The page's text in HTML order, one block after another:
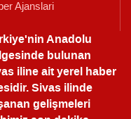
Ajanslari
Anadolu
bulunan
iline ait yerel haber
Sivas ilinde
gelişmeleri